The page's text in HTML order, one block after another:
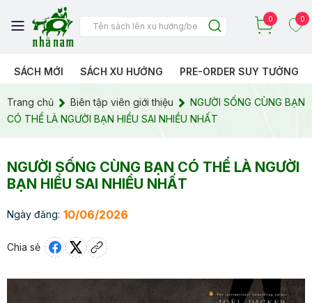
0 0
SÁCH MỚI SÁCH XU HƯỚNG PRE-ORDER SUY TƯỞNG
Trang chủ Biên tập viên giới thiệu
NGƯỜI SỐNG CÙNG BẠN
CÓ THỂ LÀ NGƯỜI BẠN HIỂU SAI NHIỀU NHẤT
NGƯỜI SỐNG CÙNG BẠN CÓ THỂ LÀ NGƯỜI
BẠN HIỂU SAI NHIỀU NHẤT
Ngày đăng: 10/06/2026
Chia sẻ